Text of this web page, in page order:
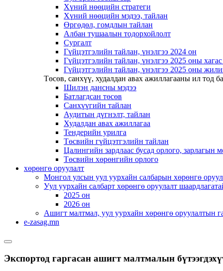
Хүний нөөцийн стратеги
Хүний нөөцийн мэдээ, тайлан
Өргөдөл, гомдлын тайлан
Албан тушаалын тодорхойлолт
Сургалт
Гүйцэтгэлийн тайлан, үнэлгээ 2024 он
Гүйцэтгэлийн тайлан, үнэлгээ 2025 оны
Гүйцэтгэлийн тайлан, үнэлгээ 2025 оны
Төсөв, санхүү, худалдан авах ажиллагааны ил тод
Шилэн дансны мэдээ
Батлагдсан төсөв
Санхүүгийн тайлан
Аудитын дүгнэлт, тайлан
Худалдан авах ажиллагаа
Тендерийн урилга
Төсвийн гүйцэтгэлийн тайлан
Цалингийн зардлаас бусад орлого, зарлагын
Төсвийн хөрөнгийн орлого
хөрөнгө оруулалт
Монгол улсын уул уурхайн салбарын хөрөнгө
Уул уурхайн салбарт хөрөнгө оруулалт
2025 он
2026 он
Ашигт малтмал, уул уурхайн хөрөнгө оруулалтын
e-zasag.mn
Экспортод гаргасан ашигт малтмалын